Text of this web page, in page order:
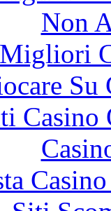
Non
Su
Casino